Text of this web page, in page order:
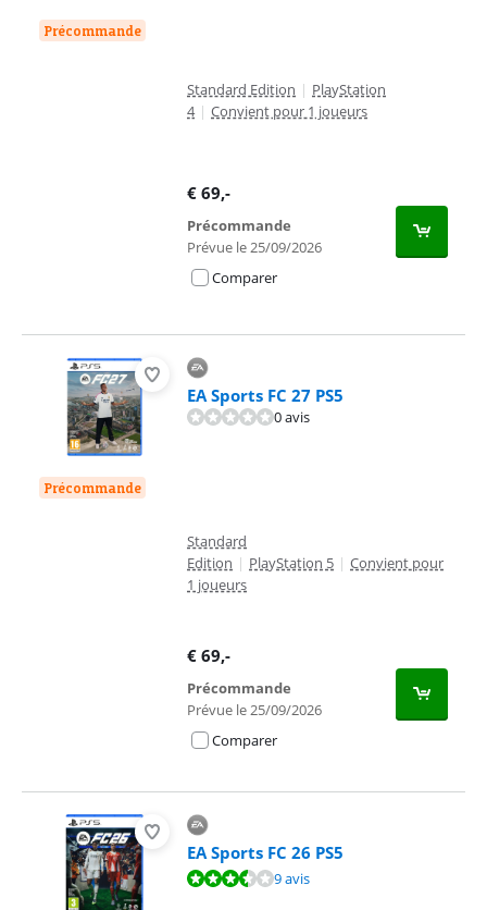
Précommande
Standard Edition | PlayStation
4 | Convient pour 1 joueurs
€ 69,-
Précommande
Prévue le 25/09/2026
Comparer
Précommande
EA Sports FC 27 PS5
0 avis
Standard
Edition | PlayStation 5 | Convient pour
1 joueurs
€ 69,-
Précommande
Prévue le 25/09/2026
Comparer
EA Sports FC 26 PS5
La note est de 7,3 sur 10, basée sur 9 avis.9 avis